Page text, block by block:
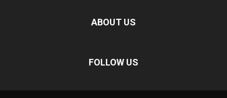
ABOUT US
FOLLOW US